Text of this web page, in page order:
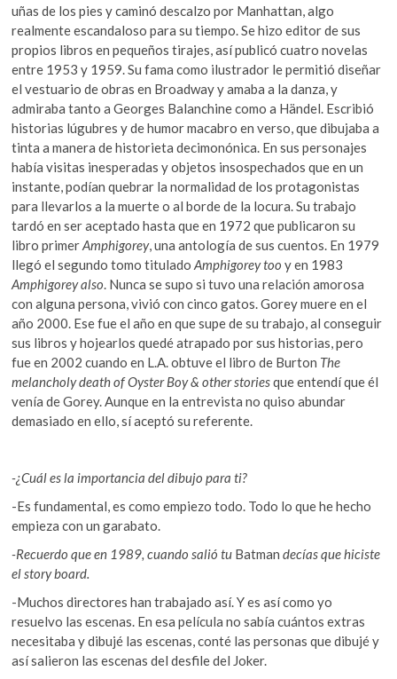
uñas de los pies y caminó descalzo por Manhattan, algo
realmente escandaloso para su tiempo. Se hizo editor de sus
propios libros en pequeños tirajes, así publicó cuatro novelas
entre 1953 y 1959. Su fama como ilustrador le permitió diseñar
el vestuario de obras en Broadway y amaba a la danza, y
admiraba tanto a Georges Balanchine como a Händel. Escribió
historias lúgubres y de humor macabro en verso, que dibujaba a
tinta a manera de historieta decimonónica. En sus personajes
había visitas inesperadas y objetos insospechados que en un
instante, podían quebrar la normalidad de los protagonistas
para llevarlos a la muerte o al borde de la locura. Su trabajo
tardó en ser aceptado hasta que en 1972 que publicaron su
libro primerAmphigorey, una antología de sus cuentos. En 1979
llegó el segundo tomo tituladoAmphigorey too y en 1983
Amphigorey also. Nunca se supo si tuvo una relación amorosa
con alguna persona, vivió con cinco gatos. Gorey muere en el
año 2000. Ese fue el año en que supe de su trabajo, al conseguir
sus libros y hojearlos quedé atrapado por sus historias, pero
fue en 2002 cuando en L.A. obtuve el libro de Burton The
melancholy death of Oyster Boy & other storiesque entendí que él
venía de Gorey. Aunque en la entrevista no quiso abundar
demasiado en ello, sí aceptó su referente.
-¿Cuál es la importancia del dibujo para ti?
-Es fundamental, es como empiezo todo. Todo lo que he hecho
empieza con un garabato.
-Recuerdo que en 1989, cuando salió tu Batman decías que hiciste
el story board.
-Muchos directores han trabajado así. Y es así como yo
resuelvo las escenas. En esa película no sabía cuántos extras
necesitaba y dibujé las escenas, conté las personas que dibujé y
así salieron las escenas del desfile del Joker.